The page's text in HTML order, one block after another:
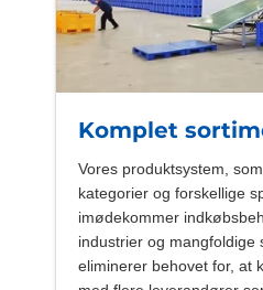
Komplet
Vores produktsystem,
kategorier og forskellige
imødekommer
industrier og mangfoldige
eliminerer behovet for, at